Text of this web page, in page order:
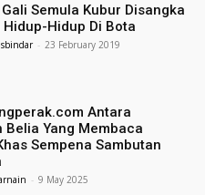
Semula Kubur Disangka
Hidup Di Bota
- 23 February 2019
Antara
Belia Yang Membaca
Sempena Sambutan
- 9 May 2025